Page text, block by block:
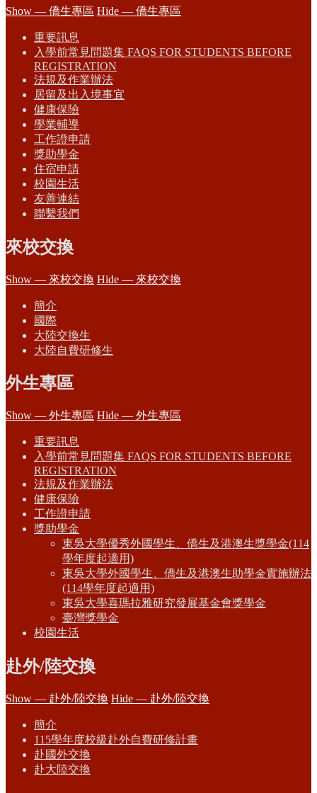
Show — 僑生專區 Hide — 僑生專區
重要訊息
入學前常見問題集 FAQS FOR STUDENTS BEFORE
REGISTRATION
法規及作業辦法
居留及出入境事宜
健康保險
學業輔導
工作證申請
獎助學金
住宿申請
校園生活
友善連結
聯繫我們
來校交換
Show — 來校交換 Hide — 來校交換
簡介
國際
大陸交換生
大陸自費研修生
外生專區
Show — 外生專區 Hide — 外生專區
重要訊息
入學前常見問題集 FAQS FOR STUDENTS BEFORE
REGISTRATION
法規及作業辦法
健康保險
工作證申請
獎助學金
東吳大學優秀外國學生、僑生及港澳生獎學金(114
學年度起適用)
東吳大學外國學生、僑生及港澳生助學金實施辦法
(114學年度起適用)
東吳大學喜瑪拉雅研究發展基金會獎學金
臺灣獎學金
校園生活
赴外/陸交換
Show — 赴外/陸交換 Hide — 赴外/陸交換
簡介
115學年度校級赴外自費研修計畫
赴國外交換
赴大陸交換